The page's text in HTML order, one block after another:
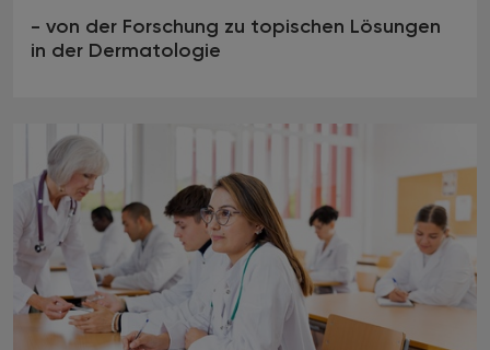
- von der Forschung zu topischen Lösungen
in der Dermatologie